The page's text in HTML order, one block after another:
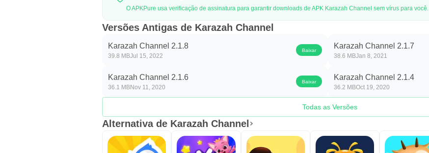
O APKPure usa verificação de assinatura para garantir downloads de APK Karazah Channel sem vírus para você.
Versões Antigas de Karazah Channel
Karazah Channel 2.1.8
39.8 MBJul 15, 2022
Baixar Karazah Channel 2.1.7
38.6 MBJan 8, 2021
Karazah Channel 2.1.6
36.1 MBNov 11, 2020
Baixar Karazah Channel 2.1.4
36.2 MBOct 19, 2020
Todas as Versões
Alternativa de Karazah Channel